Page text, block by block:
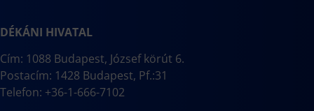
DÉKÁNI HIVATAL
Cím: 1088 Budapest, József körút 6.
Postacím: 1428 Budapest, Pf.:31
Telefon: +36-1-666-7102